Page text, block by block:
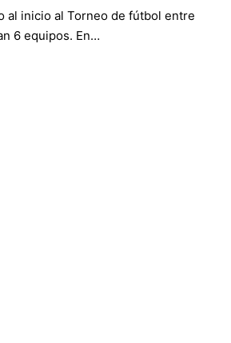
al inicio al Torneo de fútbol entre
6 equipos. En…